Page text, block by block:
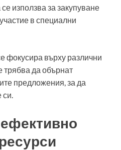
използва за закупуване
в специални
фокусира върху различни
трябва да обърнат
предложения, за да
ефективно